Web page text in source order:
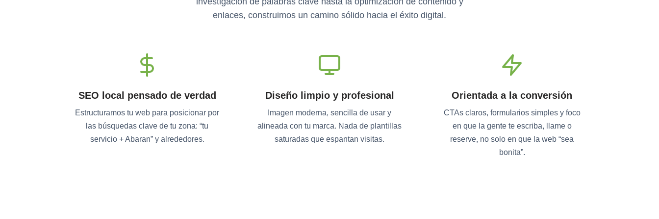
enlaces, construimos un camino sólido hacia el éxito digital.
SEO local pensado de verdad
Estructuramos tu web para posicionar por
las búsquedas clave de tu zona: “tu
servicio + Abaran” y alrededores.
Diseño limpio y profesional
Imagen moderna, sencilla de usar y
alineada con tu marca. Nada de plantillas
saturadas que espantan visitas.
Orientada a la conversión
CTAs claros, formularios simples y foco
en que la gente te escriba, llame o
reserve, no solo en que la web “sea
bonita”.